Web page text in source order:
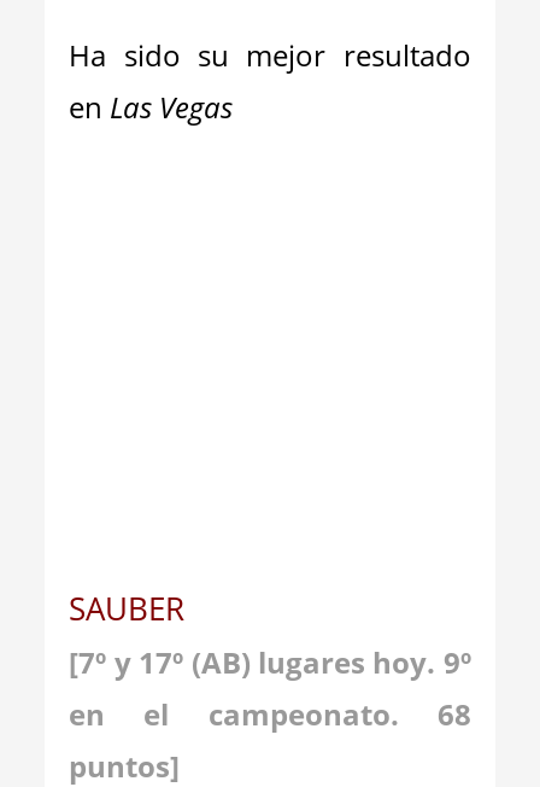
Ha sido su mejor resultado
en Las Vegas
SAUBER
[7º y 17º (AB) lugares hoy. 9º
en el campeonato. 68
puntos]